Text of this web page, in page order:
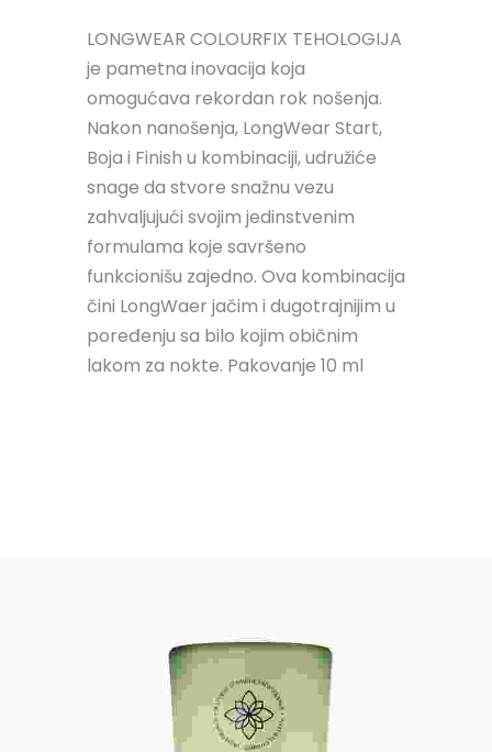
LONGWEAR COLOURFIX TEHOLOGIJA
je pametna inovacija koja
omogućava rekordan rok nošenja.
Nakon nanošenja, LongWear Start,
Boja i Finish u kombinaciji, udružiće
snage da stvore snažnu vezu
zahvaljujući svojim jedinstvenim
formulama koje savršeno
funkcionišu zajedno. Ova kombinacija
čini LongWaer jačim i dugotrajnijim u
poređenju sa bilo kojim običnim
lakom za nokte. Pakovanje 10 ml